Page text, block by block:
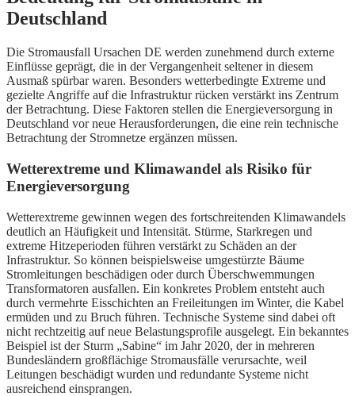
Deutschland
Die Stromausfall Ursachen DE werden zunehmend durch externe
Einflüsse geprägt, die in der Vergangenheit seltener in diesem
Ausmaß spürbar waren. Besonders wetterbedingte Extreme und
gezielte Angriffe auf die Infrastruktur rücken verstärkt ins Zentrum
der Betrachtung. Diese Faktoren stellen die Energieversorgung in
Deutschland vor neue Herausforderungen, die eine rein technische
Betrachtung der Stromnetze ergänzen müssen.
Wetterextreme und Klimawandel als Risiko für
Energieversorgung
Wetterextreme gewinnen wegen des fortschreitenden Klimawandels
deutlich an Häufigkeit und Intensität. Stürme, Starkregen und
extreme Hitzeperioden führen verstärkt zu Schäden an der
Infrastruktur. So können beispielsweise umgestürzte Bäume
Stromleitungen beschädigen oder durch Überschwemmungen
Transformatoren ausfallen. Ein konkretes Problem entsteht auch
durch vermehrte Eisschichten an Freileitungen im Winter, die Kabel
ermüden und zu Bruch führen. Technische Systeme sind dabei oft
nicht rechtzeitig auf neue Belastungsprofile ausgelegt. Ein bekanntes
Beispiel ist der Sturm „Sabine“ im Jahr 2020, der in mehreren
Bundesländern großflächige Stromausfälle verursachte, weil
Leitungen beschädigt wurden und redundante Systeme nicht
ausreichend einsprangen.